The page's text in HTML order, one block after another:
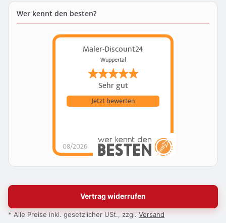
Wer kennt den besten?
Maler-Discount24
Wuppertal
Sehr gut
08/2026
Jetzt bewerten
Vertrag widerrufen
* Alle Preise inkl. gesetzlicher USt., zzgl. Versand